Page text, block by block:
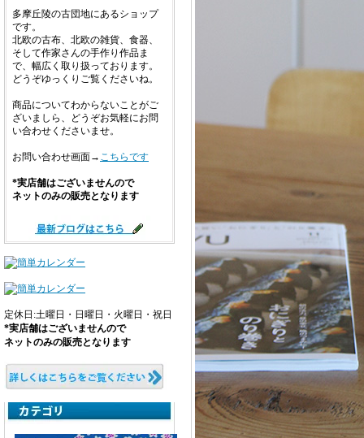
多摩丘陵の古団地にあるショップ
です。
北欧の古布、北欧の雑貨、食器、
そして作家さんの手作り作品ま
で、幅広く取り扱っております。
どうぞゆっくりご覧くださいね。
商品についてわからないことがご
ざいましら、どうぞお気軽にお問
い合わせくださいませ。
お問い合わせ画面→ こちらです
*実店舗はございませんので
ネットのみの販売となります
定休日:土曜日・日曜日・火曜日・祝日
*実店舗はございませんので
ネットのみの販売となります